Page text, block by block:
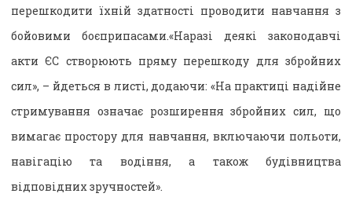
перешкодити їхній здатності проводити навчання з
бойовими боєприпасами.«Наразі деякі законодавчі
акти ЄС створюють пряму перешкоду для збройних
сил», – йдеться в листі, додаючи: «На практиці надійне
стримування означає розширення збройних сил, що
вимагає простору для навчання, включаючи польоти,
навігацію та водіння, а також будівництва
відповідних зручностей».